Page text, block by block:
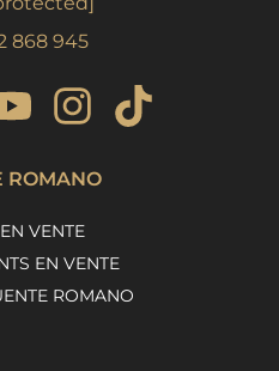
868 945
ROMANO
VENTE
EN VENTE
ROMANO